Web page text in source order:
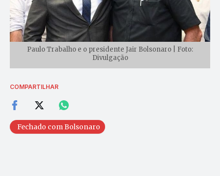
Paulo Trabalho e o presidente Jair Bolsonaro | Foto:
Divulgação
COMPARTILHAR
Fechado com Bolsonaro